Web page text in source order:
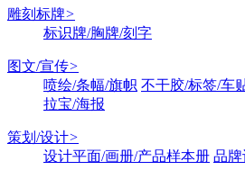
雕刻标牌>
标识牌/胸牌/刻字
图文/宣传>
喷绘/条幅/旗帜 不干胶/标签/车
拉宝/海报
策划/设计>
设计平面/画册/产品样本册 品